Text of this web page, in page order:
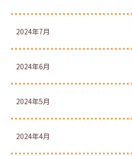
2024年7月
2024年6月
2024年5月
2024年4月